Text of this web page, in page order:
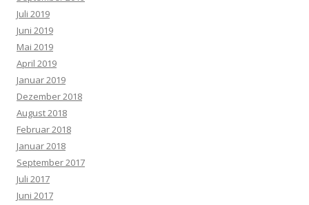
Juli 2019
Juni 2019
Mai 2019
April 2019
Januar 2019
Dezember 2018
August 2018
Februar 2018
Januar 2018
September 2017
Juli 2017
Juni 2017